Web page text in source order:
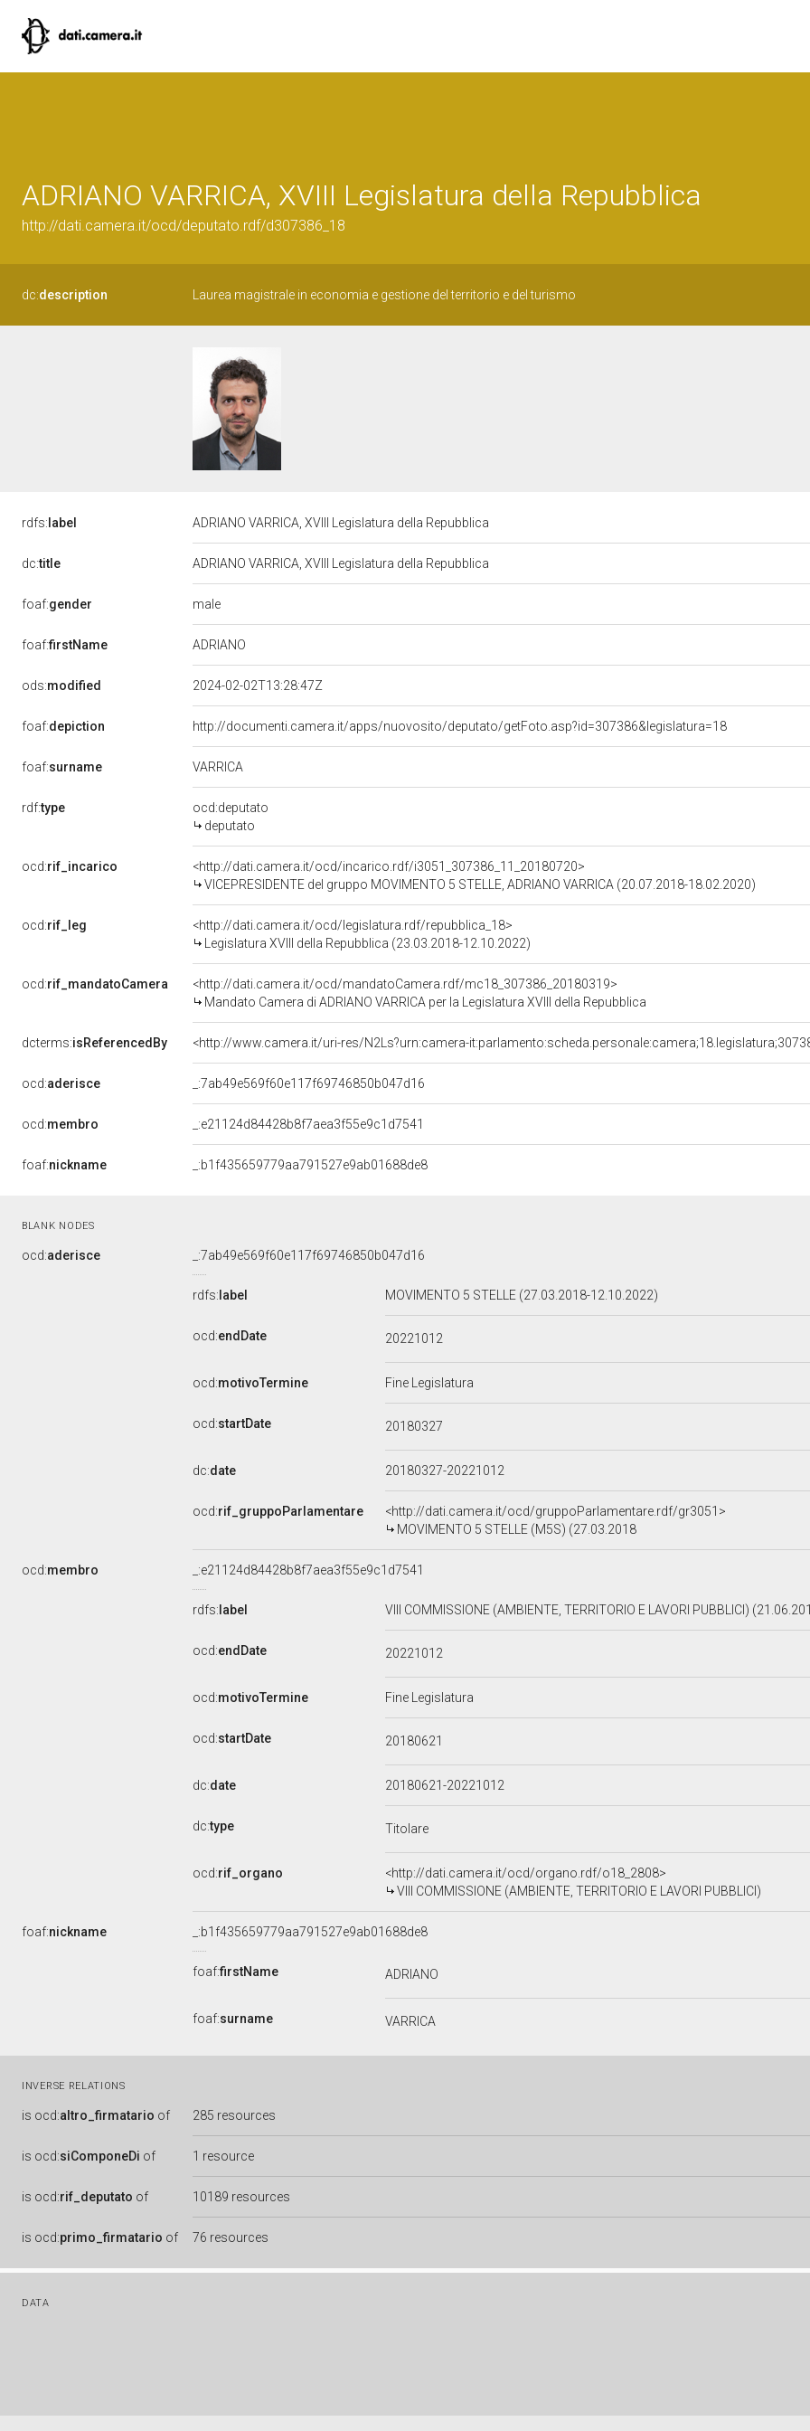
ADRIANO VARRICA, XVIII Legislatura della Repubblica
http://dati.camera.it/ocd/deputato.rdf/d307386_18
dc:description Laurea magistrale in economia e gestione del territorio e del turismo
rdfs: label ADRIANO VARRICA, XVIII Legislatura della Repubblica
dc:title ADRIANO VARRICA, XVIII Legislatura della Repubblica
foaf:gender male
foaf:firstName ADRIANO
ods:modified 2024-02-02T13:28:47Z
foaf:depiction http://documenti.camera.it/apps/nuovosito/deputato/getFoto.asp?id=307386&legislatura=18
foaf:surname VARRICA
rdf:type
ocd:deputato
deputato
ocd:rif_incarico
<http://dati.camera.it/ocd/incarico.rdf/i3051_307386_11_20180720>
VICEPRESIDENTE del gruppo MOVIMENTO 5 STELLE, ADRIANO VARRICA (20.07.2018-18.02.2020)
ocd:rif_leg
<http://dati.camera.it/ocd/legislatura.rdf/repubblica_18>
Legislatura XVIII della Repubblica (23.03.2018-12.10.2022)
ocd:rif_mandatoCamera
<http://dati.camera.it/ocd/mandatoCamera.rdf/mc18_307386_20180319>
Mandato Camera di ADRIANO VARRICA per la Legislatura XVIII della Repubblica
dcterms:isReferencedBy <http://www.camera.it/uri-res/N2Ls?urn:camera-
ocd:aderisce _:7ab49e569f60e117f69746850b047d16
ocd:membro _:e21124d84428b8f7aea3f55e9c1d7541
foaf:nickname _:b1f435659779aa791527e9ab01688de8
BLANK NODES
ocd:aderisce _:7ab49e569f60e117f69746850b047d16
rdfs: label MOVIMENTO 5 STELLE (27.03.2018-12.10.2022)
ocd:endDate 20221012
ocd:motivoTermine Fine Legislatura
ocd:startDate 20180327
dc:date 20180327-20221012
ocd:rif_gruppoParlamentare
<http://dati.camera.it/ocd/gruppoParlamentare.rdf/gr3051>
MOVIMENTO 5 STELLE (M5S) (27.03.2018
ocd:membro _:e21124d84428b8f7aea3f55e9c1d7541
rdfs: label VIII COMMISSIONE (AMBIENTE, TERRITORIO E LAVORI PUBBLICI)
ocd:endDate 20221012
ocd:motivoTermine Fine Legislatura
ocd:startDate 20180621
dc:date 20180621-20221012
dc:type Titolare
ocd:rif_organo
<http://dati.camera.it/ocd/organo.rdf/o18_2808>
VIII COMMISSIONE (AMBIENTE, TERRITORIO E LAVORI PUBBLICI)
foaf:nickname _:b1f435659779aa791527e9ab01688de8
foaf:firstName ADRIANO
foaf:surname VARRICA
INVERSE RELATIONS
is ocd:altro_firmatario of 285 resources
is ocd:siComponeDi of 1 resource
is ocd:rif_deputato of 10189 resources
is ocd:primo_firmatario of 76 resources
DATA